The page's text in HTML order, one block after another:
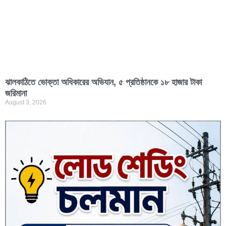
ঝালকাঠিতে ভোক্তা অধিকারের অভিযান, ৫ প্রতিষ্ঠানকে ১৮ হাজার টাকা
জরিমানা
August 3, 2026